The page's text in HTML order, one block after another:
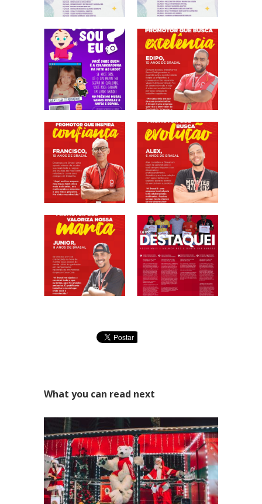
BRASAL COMBUSTÍVEIS
Quadra - 2C Conjunto - A
Fone: (61) 3046-6070
SRES Área Esp. s/no, Bloco M Brasília (DF)
Fone: (61) 3233-3890
Samambaia
QI 416, Conj. H, Lote 1 Brasília (DF)
Fone: (61) 3081-4921
Setor de Clubes Sul
SCE Sul Trecho 1, Conj. 9 - Avenida das Nações Brasília (DF)
Taguatinga Setor Hoteleiro Sul
Área Especial de Postos – Pistão Sul Brasília (DF)
Fone: (61) 3036-9962
Se você procura outrs contatos, entre em contato conosco,
What you can read next